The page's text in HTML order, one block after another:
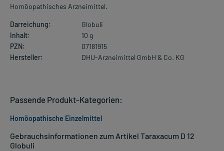
Homöopathisches Arzneimittel.
Darreichung:
Globuli
Inhalt:
10 g
PZN:
07181915
Hersteller:
DHU-Arzneimittel GmbH & Co. KG
Gebrauchsinformationen zum Artikel Taraxacum D 12
Globuli
Passende Produkt-Kategorien:
Homöopathische Einzelmittel